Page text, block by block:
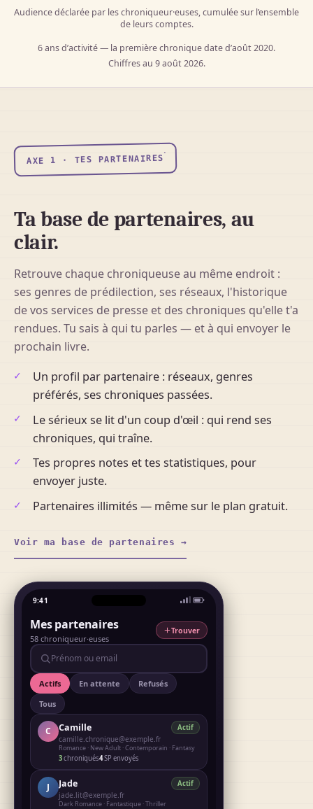
Audience déclarée par les chroniqueur·euses, cumulée sur l’ensemble
de leurs comptes.
6 ansd’activité — la première chronique date d’août 2020.
Chiffres au 9 août 2026.
AXE 1 · TES PARTENAIRES
Ta base de partenaires, au
clair.
Retrouve chaque chroniqueuse au même endroit :
ses genres de prédilection, ses réseaux, l'historique
de vos services de presse et des chroniques qu'elle t'a
rendues. Tu sais à qui tu parles — et à qui envoyer le
prochain livre.
Un profil par partenaire : réseaux, genres
préférés, ses chroniques passées.
Le sérieux se lit d'un coup d'œil : qui rend ses
chroniques, qui traîne.
Tes propres notes et tes statistiques, pour
envoyer juste.
Partenaires illimités — même sur le plan gratuit.
Voir ma base de partenaires →
9:41
Mes partenaires
58 chroniqueur·euses
Trouver
Prénom ou email
Actifs En attente
Refusés
Tous
C Camille Actif
camille.chronique@exemple.fr
Romance · New Adult · Contemporain · Fantasy
3chroniqués4SP envoyés
J Jade Actif
jade.lit@exemple.fr
Dark Romance · Fantastique · Thriller